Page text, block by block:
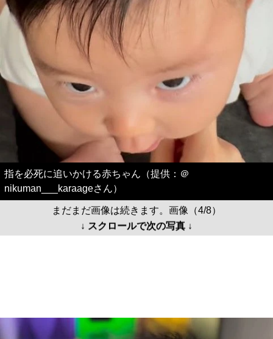
指を必死に追いかける赤ちゃん（提供：＠
nikuman___karaageさん）
まだまだ画像は続きます。画像（4/8）
↓ スクロールで次の写真 ↓